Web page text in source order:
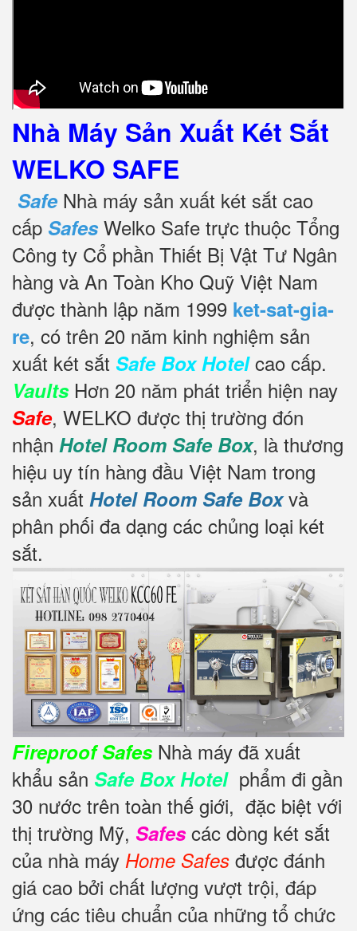
Nhà Máy Sản Xuất Két Sắt
WELKO SAFE
Safe Nhà máy sản xuất két sắt cao
cấp SafesWelko Safe trực thuộc Tổng
Công ty Cổ phần Thiết Bị Vật Tư Ngân
hàng và An Toàn Kho Quỹ Việt Nam
được thành lập năm 1999 ket-sat-gia-
re, có trên 20 năm kinh nghiệm sản
xuất két sắt Safe Box Hotelcao cấp.
VaultsHơn 20 năm phát triển hiện nay
Safe, WELKO được thị trường đón
nhận Hotel Room Safe Box, là thương
hiệu uy tín hàng đầu Việt Nam trong
sản xuất Hotel Room Safe Boxvà
phân phối đa dạng các chủng loại két
sắt.
Fireproof SafesNhà máy đã xuất
khẩu sản Safe Box Hotelphẩm đi gần
30 nước trên toàn thế giới, đặc biệt với
thị trường Mỹ, Safes các dòng két sắt
của nhà máy Home Safes được đánh
giá cao bởi chất lượng vượt trội, đáp
ứng các tiêu chuẩn của những tổ chức